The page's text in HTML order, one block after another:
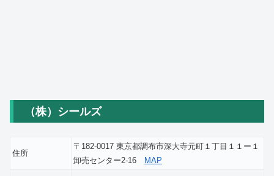
（株）シールズ
住所
〒182-0017 東京都調布市深大寺元町１丁目１１ー１
卸売センター2-16 MAP